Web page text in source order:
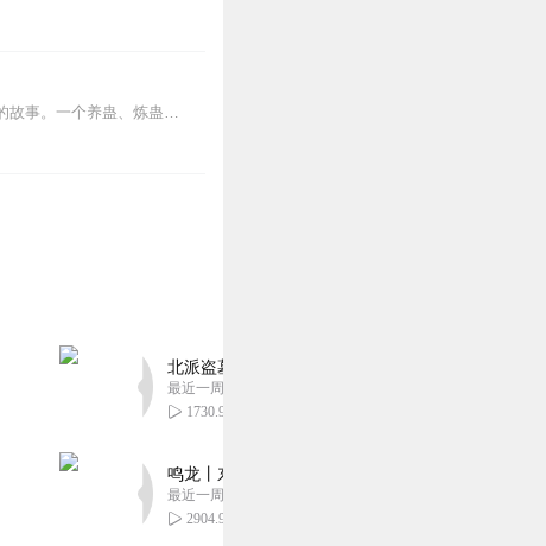
内容简介【黑暗文反派流封神之作】人是万物之灵，蛊是天地真精。一个穿越者不断重生的故事。一个养蛊、炼蛊、用蛊的奇特世界。配音组（男角色）老宝玉旁白...
北派盗墓笔记丨头陀渊出品丨悬疑灵异丨摸金校尉
最近一周更新
1730.98万
鸣龙丨东方玄幻丨紫襟团队丨轻松搞笑丨多人有声
最近一周更新
2904.91万